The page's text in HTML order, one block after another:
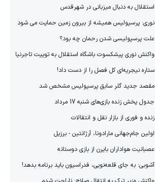
استقلال به دنبال میزبانی در شهرقدس
نوری: پرسپولیس همیشه از بیرون زمین حمایت می شود
علت پرسپولیسی شدن رحمان چه بود؟
واکنش نوری پیشکسوت باشگاه استقلال به توییت تاجرنیا
ستاره نیجریه‌ای کل فصل را از دست داد!
مقصد جدید گلر سابق پرسپولیس مشخص شد
جدول پخش زنده بازی‌های شنبه 17 مرداد
زنده و فوری از بازار نقل و انتقالات
اولین جام‌جهانی مارادونا، آرژانتین - برزیل
عصبانیت هواداران بایرن از بازی دوستانه
آشوبی: به جای قلعه‌نویی، فدراسیون باید برنامه بدهد!